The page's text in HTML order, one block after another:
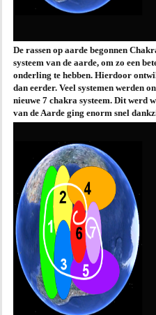
De rassen op aarde begonnen
systeem van de aarde, om zo een
onderling te hebben. Hierdoor
dan eerder. Veel systemen werden
nieuwe 7 chakra systeem. Dit werd
van de Aarde ging enorm snel